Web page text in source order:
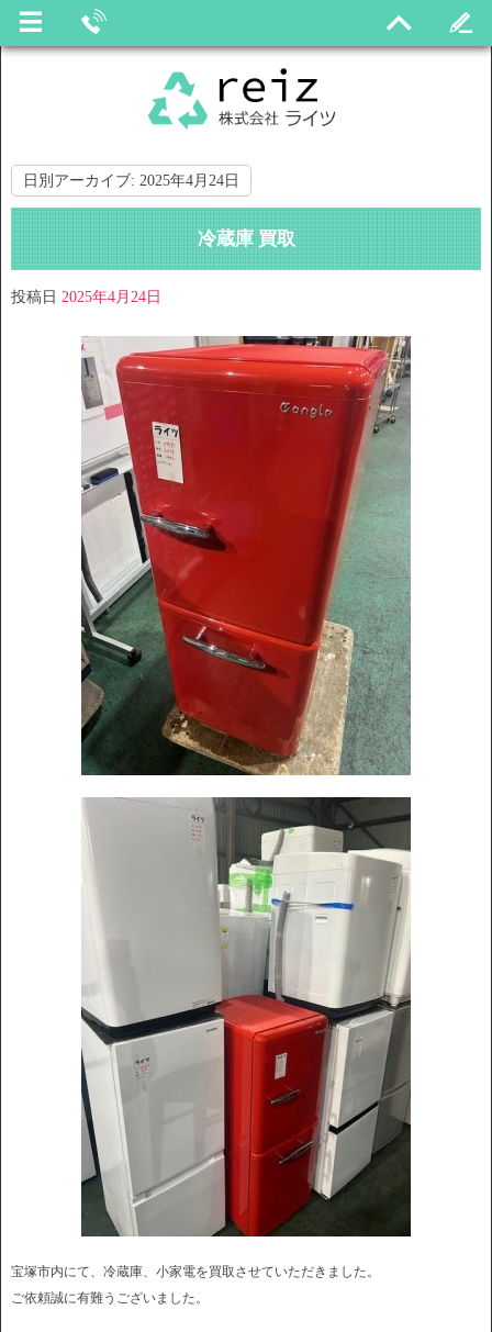
日別アーカイブ: 2025年4月24日
冷蔵庫 買取
投稿日 2025年4月24日
宝塚市内にて、冷蔵庫、小家電を買取させていただきました。
ご依頼誠に有難うございました。